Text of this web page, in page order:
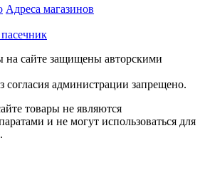
Адреса магазинов
на сайте защищены авторскими
согласия администрации запрещено.
товары не являются
и не могут использоваться для